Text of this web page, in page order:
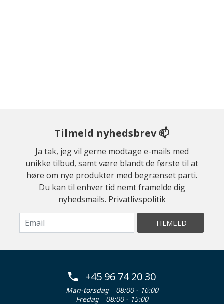
Tilmeld nyhedsbrev 📫
Ja tak, jeg vil gerne modtage e-mails med
unikke tilbud, samt være blandt de første til at
høre om nye produkter med begrænset parti.
Du kan til enhver tid nemt framelde dig
nyhedsmails. Privatlivspolitik
TILMELD
+45 96 74 20 30
Man-torsdag
08:00 - 16:00
Fredag
08:00 - 15:00